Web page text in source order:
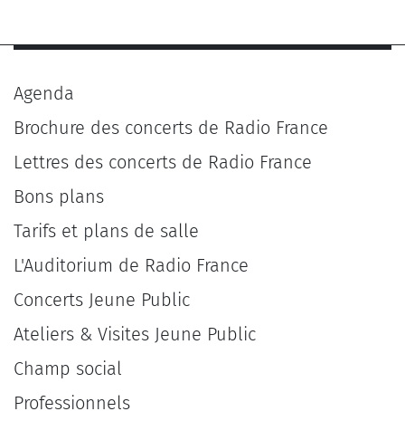
Agenda
Brochure des concerts de Radio France
Lettres des concerts de Radio France
Bons plans
Tarifs et plans de salle
L'Auditorium de Radio France
Concerts Jeune Public
Ateliers & Visites Jeune Public
Champ social
Professionnels